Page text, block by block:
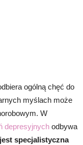
ogólną chęć do
myślach może
W
depresyjnych odbywa
specjalistyczna